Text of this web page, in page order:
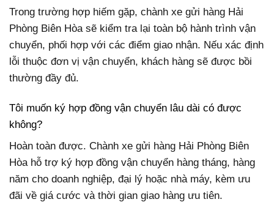
Trong trường hợp hiếm gặp, chành xe gửi hàng Hải
Phòng Biên Hòa sẽ kiểm tra lại toàn bộ hành trình vận
chuyển, phối hợp với các điểm giao nhận. Nếu xác định
lỗi thuộc đơn vị vận chuyển, khách hàng sẽ được bồi
thường đầy đủ.
Tôi muốn ký hợp đồng vận chuyển lâu dài có được
không?
Hoàn toàn được. Chành xe gửi hàng Hải Phòng Biên
Hòa hỗ trợ ký hợp đồng vận chuyển hàng tháng, hàng
năm cho doanh nghiệp, đại lý hoặc nhà máy, kèm ưu
đãi về giá cước và thời gian giao hàng ưu tiên.